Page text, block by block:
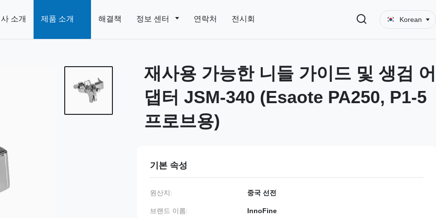
소개 제품 소개 해결책 정보 센터 연락처 전시회 Korean
재사용 가능한 니들 가이드 및 생검 어
댑터 JSM-340 (Esaote PA250, P1-5
프로브용)
기본 속성
원산지: 중국 선전
브랜드 이름: InnoFine